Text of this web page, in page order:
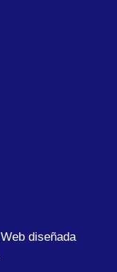
Web diseñada